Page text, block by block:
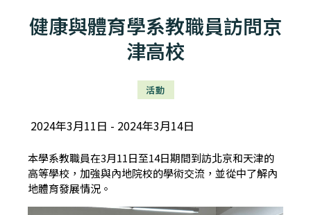
健康與體育學系教職員訪問京
津高校
活動
2024年3月11日 2024年3月14日
本學系教職員在3月11日至14日期間到訪北京和天津的
高等學校，加強與內地院校的學術交流，並從中了解內
地體育發展情況。